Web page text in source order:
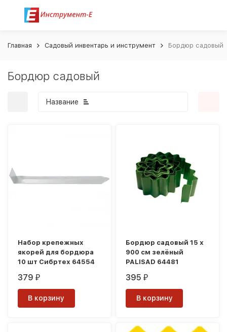
Главная Садовый инвентарь и инструмент Бордюр садовый
Бордюр садовый
Название
Набор крепежныx
якорей для бордюра
10 шт Сибртех 64554
379₽
В корзину
Бордюр садовый 15 х
900 см зелёный
PALISAD 64481
395₽
В корзину